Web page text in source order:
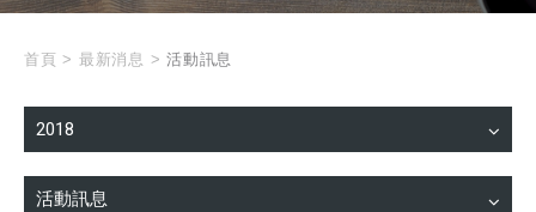
首頁 > 最新消息 > 活動訊息
2018
活動訊息